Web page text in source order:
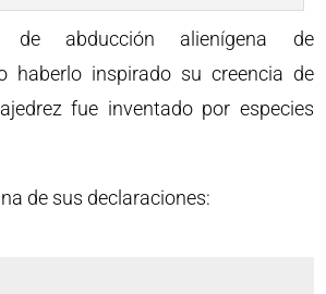
de abducción alienígena de
haberlo inspirado su creencia de
fue inventado por especies
de sus declaraciones: